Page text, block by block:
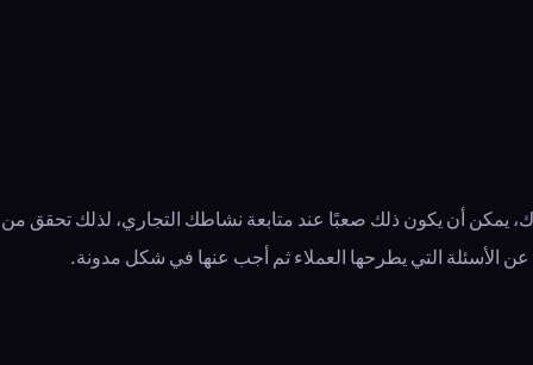
يمكن أن يكون ذلك صعبًا عند متابعة نشاطك التجاري، لذلك تحقق من
الأسئلة التي يطرحها العملاء ثم أجب عنها في شكل مدونة.